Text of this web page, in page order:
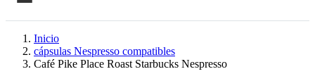
Inicio
cápsulas Nespresso compatibles
Café Pike Place Roast Starbucks Nespresso